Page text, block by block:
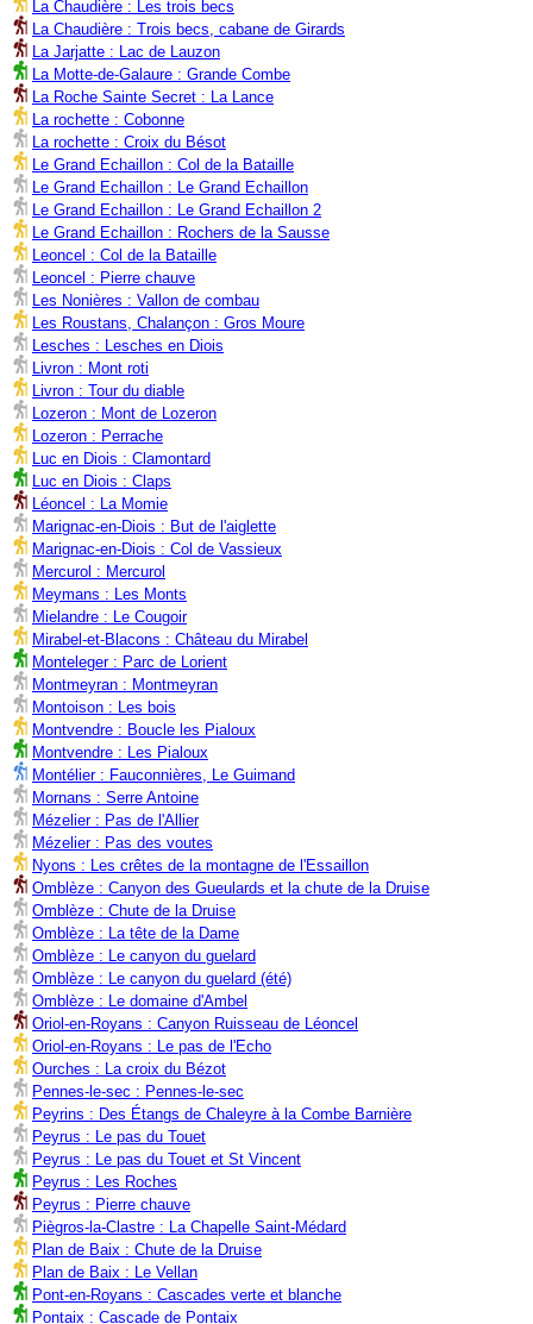
La Chaudière : Les trois becs
La Chaudière : Trois becs, cabane de Girards
La Jarjatte : Lac de Lauzon
La Motte-de-Galaure : Grande Combe
La Roche Sainte Secret : La Lance
La rochette : Cobonne
La rochette : Croix du Bésot
Le Grand Echaillon : Col de la Bataille
Le Grand Echaillon : Le Grand Echaillon
Le Grand Echaillon : Le Grand Echaillon 2
Le Grand Echaillon : Rochers de la Sausse
Leoncel : Col de la Bataille
Leoncel : Pierre chauve
Les Nonières : Vallon de combau
Les Roustans, Chalançon : Gros Moure
Lesches : Lesches en Diois
Livron : Mont roti
Livron : Tour du diable
Lozeron : Mont de Lozeron
Lozeron : Perrache
Luc en Diois : Clamontard
Luc en Diois : Claps
Léoncel : La Momie
Marignac-en-Diois : But de l'aiglette
Marignac-en-Diois : Col de Vassieux
Mercurol : Mercurol
Meymans : Les Monts
Mielandre : Le Cougoir
Mirabel-et-Blacons : Château du Mirabel
Monteleger : Parc de Lorient
Montmeyran : Montmeyran
Montoison : Les bois
Montvendre : Boucle les Pialoux
Montvendre : Les Pialoux
Montélier : Fauconnières, Le Guimand
Mornans : Serre Antoine
Mézelier : Pas de l'Allier
Mézelier : Pas des voutes
Nyons : Les crêtes de la montagne de l'Essaillon
Omblèze : Canyon des Gueulards et la chute de la Druise
Omblèze : Chute de la Druise
Omblèze : La tête de la Dame
Omblèze : Le canyon du guelard
Omblèze : Le canyon du guelard (été)
Omblèze : Le domaine d'Ambel
Oriol-en-Royans : Canyon Ruisseau de Léoncel
Oriol-en-Royans : Le pas de l'Echo
Ourches : La croix du Bézot
Pennes-le-sec : Pennes-le-sec
Peyrins : Des Étangs de Chaleyre à la Combe Barnière
Peyrus : Le pas du Touet
Peyrus : Le pas du Touet et St Vincent
Peyrus : Les Roches
Peyrus : Pierre chauve
Piègros-la-Clastre : La Chapelle Saint-Médard
Plan de Baix : Chute de la Druise
Plan de Baix : Le Vellan
Pont-en-Royans : Cascades verte et blanche
Pontaix : Cascade de Pontaix